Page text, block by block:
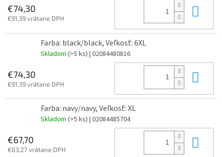
€74,30
€91,39 vrátane DPH
Farba: black/black, Veľkosť: 6XL
Skladom (>5 ks) | 02084480816
€74,30
€91,39 vrátane DPH
Farba: navy/navy, Veľkosť: XL
Skladom (>5 ks) | 02084485704
€67,70
€83,27 vrátane DPH